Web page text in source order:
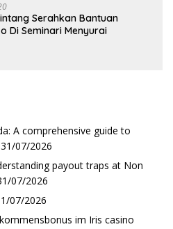
Serahkan Bantuan
Di Seminari Menyurai
A comprehensive guide to
31/07/2026
payout traps at Non
07/2026
07/2026
im Iris casino